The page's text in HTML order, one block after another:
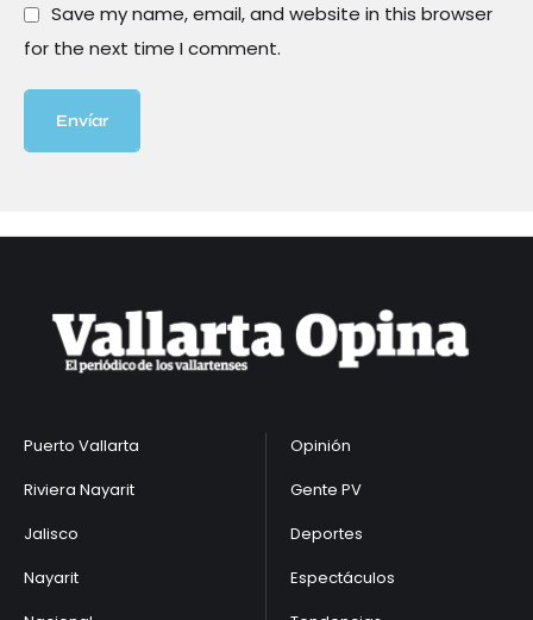
Save my name, email, and website in this browser
for the next time I comment.
Envíar
Puerto Vallarta
Riviera Nayarit
Jalisco
Nayarit
Opinión
Gente PV
Deportes
Espectáculos